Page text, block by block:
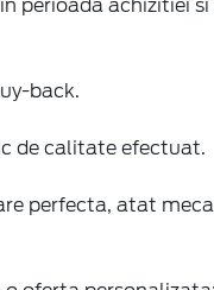
perioada achizitiei si
back.
de calitate efectuat.
perfecta, atat